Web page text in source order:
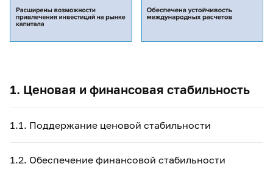
1. Ценовая и финансовая стабильность
1.1. Поддержание ценовой стабильности
1.2. Обеспечение финансовой стабильности